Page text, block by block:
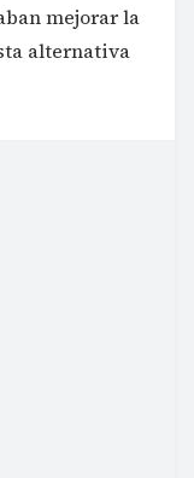
mejorar la
alternativa